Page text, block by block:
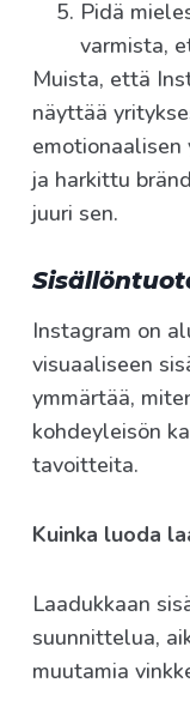
Pidä
varmista,
Muista, että
näyttää
emotionaalisen
ja harkittu
juuri sen.
Instagram on
visuaaliseen
ymmärtää,
kohdeyleisön
tavoitteita.
Kuinka luoda
Laadukkaan
suunnittelua,
muutamia